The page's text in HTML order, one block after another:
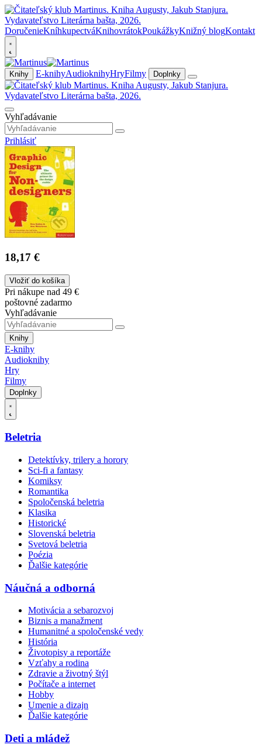
DoručenieKníhkupectváKnihovrátokPoukážkyKnižný blogKontakt
Knihy E-knihyAudioknihyHryFilmy Doplnky
Vyhľadávanie
Prihlásiť
18,17 €
Vložiť do košíka
Pri nákupe nad 49 €
poštovné zadarmo
Vyhľadávanie
Knihy
E-knihy
Audioknihy
Hry
Filmy
Doplnky
Beletria
Detektívky, trilery a horory
Sci-fi a fantasy
Komiksy
Romantika
Spoločenská beletria
Klasika
Historické
Slovenská beletria
Svetová beletria
Poézia
Ďalšie kategórie
Náučná a odborná
Motivácia a sebarozvoj
Biznis a manažment
Humanitné a spoločenské vedy
História
Životopisy a reportáže
Vzťahy a rodina
Zdravie a životný štýl
Počítače a internet
Hobby
Umenie a dizajn
Ďalšie kategórie
Deti a mládež